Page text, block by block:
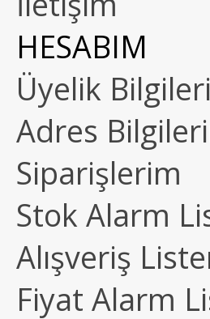
HESABIM
Üyelik
Adres
Siparişlerim
Stok Alarm
Alışveriş
Fiyat Alarm